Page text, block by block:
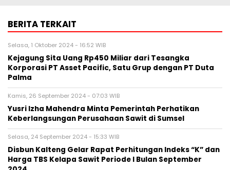
BERITA TERKAIT
Selasa, 1 Oktober 2024 - 16:52 WIB
Kejagung Sita Uang Rp450 Miliar dari Tesangka
Korporasi PT Asset Pacific, Satu Grup dengan PT Duta
Palma
Kamis, 26 September 2024 - 07:03 WIB
Yusri Izha Mahendra Minta Pemerintah Perhatikan
Keberlangsungan Perusahaan Sawit di Sumsel
Selasa, 24 September 2024 - 15:33 WIB
Disbun Kalteng Gelar Rapat Perhitungan Indeks “K” dan
Harga TBS Kelapa Sawit Periode I Bulan September